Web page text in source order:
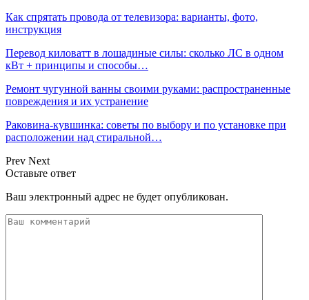
Как спрятать провода от телевизора: варианты, фото,
инструкция
Перевод киловатт в лошадиные силы: сколько ЛС в одном
кВт + принципы и способы…
Ремонт чугунной ванны своими руками: распространенные
повреждения и их устранение
Раковина-кувшинка: советы по выбору и по установке при
расположении над стиральной…
Prev Next
Оставьте ответ
Ваш электронный адрес не будет опубликован.